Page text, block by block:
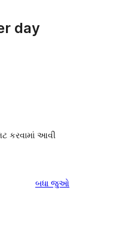
day
કરવામાં આવી
બધા સમીક્ષાઓ
જુઓ